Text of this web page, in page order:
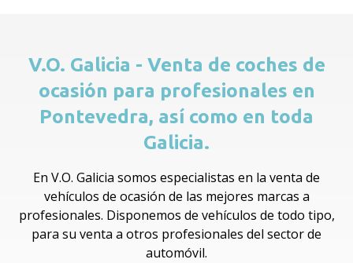
V.O. Galicia - Venta de coches de
ocasión para profesionales en
Pontevedra, así como en toda
Galicia.
En V.O. Galicia somos especialistas en la venta de
vehículos de ocasión de las mejores marcas a
profesionales. Disponemos de vehículos de todo tipo,
para su venta a otros profesionales del sector de
automóvil.